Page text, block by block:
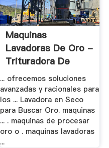
Maquinas
Lavadoras De Oro -
Trituradora De
Cono
... ofrecemos soluciones
avanzadas y racionales para
los ... Lavadora en Seco
para Buscar Oro. maquinas
... . maquinas de procesar
oro o . maquinas lavadoras
...